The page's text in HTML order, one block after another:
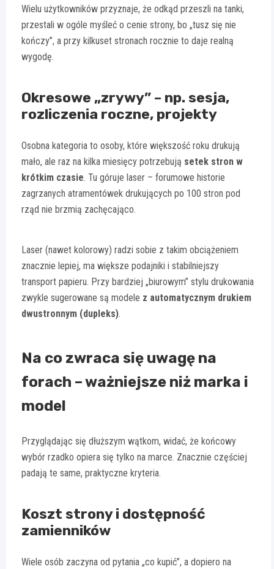
Wielu użytkowników przyznaje, że odkąd przeszli na tanki,
przestali w ogóle myśleć o cenie strony, bo „tusz się nie
kończy”, a przy kilkuset stronach rocznie to daje realną
wygodę.
Okresowe „zrywy” – np. sesja,
rozliczenia roczne, projekty
Osobna kategoria to osoby, które większość roku drukują
mało, ale raz na kilka miesięcy potrzebują setek stron w
krótkim czasie. Tu góruje laser – forumowe historie
zagrzanych atramentówek drukujących po 100 stron pod
rząd nie brzmią zachęcająco.
Laser (nawet kolorowy) radzi sobie z takim obciążeniem
znacznie lepiej, ma większe podajniki i stabilniejszy
transport papieru. Przy bardziej „biurowym” stylu drukowania
zwykle sugerowane są modele z automatycznym drukiem
dwustronnym (dupleks).
Na co zwraca się uwagę na
forach – ważniejsze niż marka i
model
Przyglądając się dłuższym wątkom, widać, że końcowy
wybór rzadko opiera się tylko na marce. Znacznie częściej
padają te same, praktyczne kryteria.
Koszt strony i dostępność
zamienników
Wiele osób zaczyna od pytania „co kupić”, a dopiero na